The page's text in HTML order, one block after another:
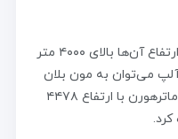
آلپ دارای بیش از ۱۰۰ قله است که ارتفاع آن‌ها بالای ۴۰۰۰ متر
می‌توان به مون بلان
(مونته بیانکو) با ارتفاع ۴۸۰۷ متر، ماترهورن با ارتفاع ۴۴۷۸